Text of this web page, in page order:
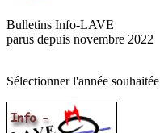
Bulletins Info-LAVE
parus depuis novembre 2022
Sélectionner l'année souhaitée